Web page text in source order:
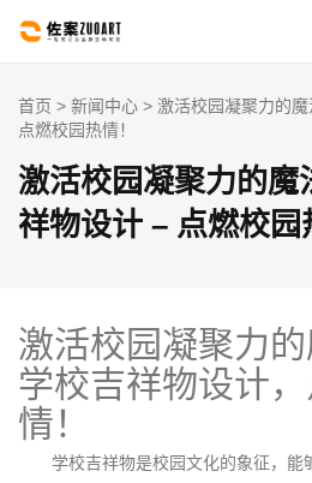
首页 > 新闻中心 > 激活校园凝聚力的
点燃校园热情！
激活校园凝聚力的魔
祥物设计 – 点燃校园
激活校园凝聚力的
学校吉祥物设计
情！
学校吉祥物是校园文化的象征，能